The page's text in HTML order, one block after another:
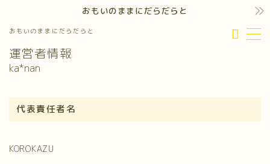
おもいのままにだらだらと
おもいのままにだらだらと
MENU
運営者情報
ka*nan
代表責任者名
KOROKAZU